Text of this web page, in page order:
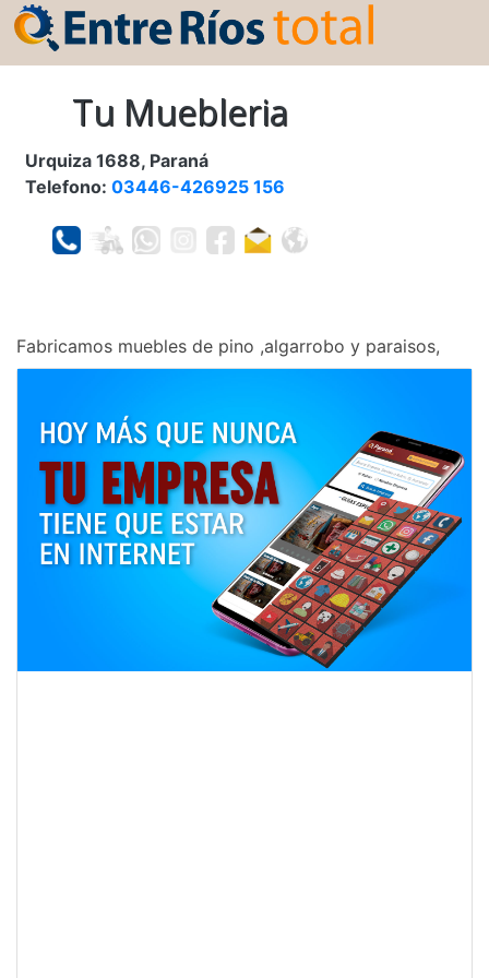
Tu Muebleria
Urquiza 1688, Paraná
Telefono: 03446-426925 156
Fabricamos muebles de pino ,algarrobo y paraisos,